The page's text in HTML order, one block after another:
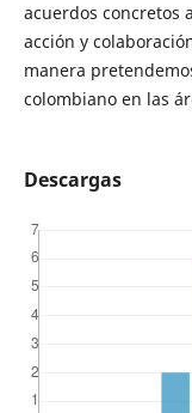
acuerdos concretos
acción y
manera
colombiano en las
Descargas